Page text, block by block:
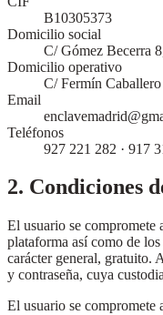
B10305373
Domicilio social
C/ Gómez Becerra
Domicilio operativo
C/ Fermín
Email
Teléfonos
927 221 282 · 917
2. Condiciones
El usuario se compromete
plataforma así como de
carácter general, gratuito.
y contraseña, cuya
El usuario se compromete